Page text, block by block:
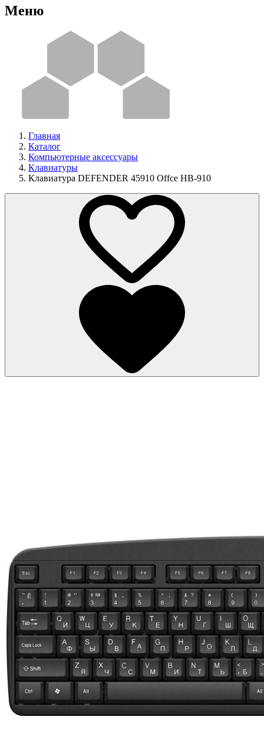
Меню
Главная
Каталог
Компьютерные аксессуары
Клавиатуры
Клавиатура DEFENDER 45910 Offce HB-910